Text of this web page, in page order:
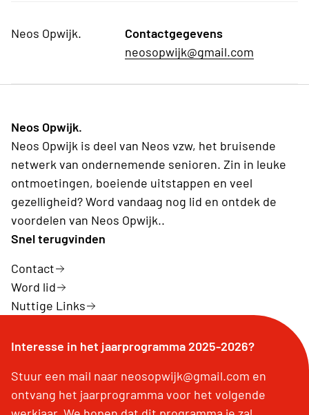
Neos Opwijk.
Contactgegevens
neosopwijk@gmail.com
Neos Opwijk.
Neos Opwijk is deel van Neos vzw, het bruisende
netwerk van ondernemende senioren. Zin in leuke
ontmoetingen, boeiende uitstappen en veel
gezelligheid? Word vandaag nog lid en ontdek de
voordelen van Neos Opwijk..
Snel terugvinden
Contact
Word lid
Nuttige Links
Interesse in het jaarprogramma 2025-2026?
Stuur een mail naar neosopwijk@gmail.com en
ontvang het jaarprogramma voor het volgende